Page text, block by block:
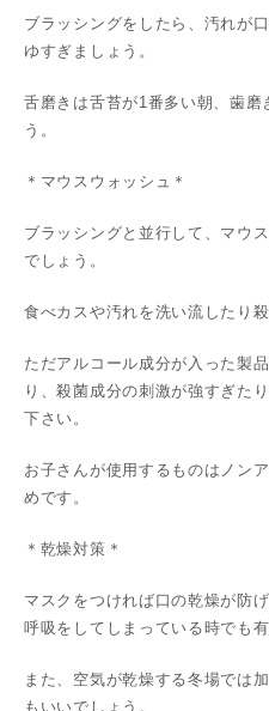
ブラッシングをしたら、汚れが
ゆすぎましょう。
舌磨きは舌苔が1番多い朝、歯磨
う。
＊マウスウォッシュ＊
ブラッシングと並行して、マウ
でしょう。
食べカスや汚れを洗い流したり
ただアルコール成分が入った製
り、殺菌成分の刺激が強すぎた
下さい。
お子さんが使用するものはノン
めです。
＊乾燥対策＊
マスクをつければ口の乾燥が防
呼吸をしてしまっている時でも有
また、空気が乾燥する冬場では
もいいでしょう。